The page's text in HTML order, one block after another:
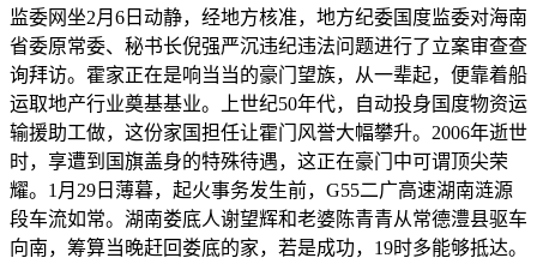
监委网坐2月6日动静，经地方核准，地方纪委国度监委对海南
省委原常委、秘书长倪强严沉违纪违法问题进行了立案审查查
询拜访。霍家正在是响当当的豪门望族，从一辈起，便靠着船
运取地产行业奠基基业。上世纪50年代，自动投身国度物资运
输援助工做，这份家国担任让霍门风誉大幅攀升。2006年逝世
时，享遭到国旗盖身的特殊待遇，这正在豪门中可谓顶尖荣
耀。1月29日薄暮，起火事务发生前，G55二广高速湖南涟源
段车流如常。湖南娄底人谢望辉和老婆陈青青从常德澧县驱车
向南，筹算当晚赶回娄底的家，若是成功，19时多能够抵达。